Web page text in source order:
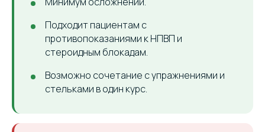
Подходит пациентам с
противопоказаниями к НПВП и
стероидным блокадам.
Возможно сочетание с упражнениями и
стельками в один курс.